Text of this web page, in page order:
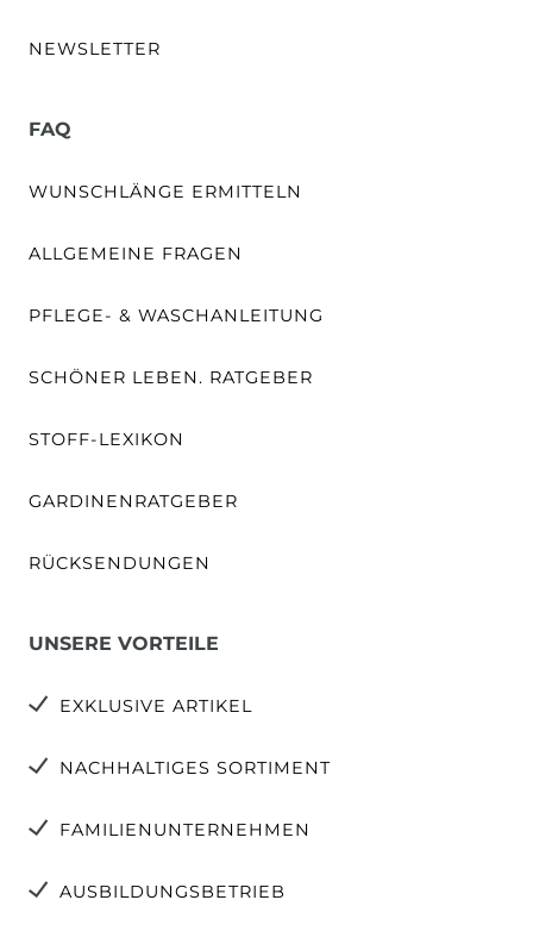
NEWSLETTER
FAQ
WUNSCHLÄNGE ERMITTELN
ALLGEMEINE FRAGEN
PFLEGE- & WASCHANLEITUNG
SCHÖNER LEBEN. RATGEBER
STOFF-LEXIKON
GARDINENRATGEBER
RÜCKSENDUNGEN
UNSERE VORTEILE
EXKLUSIVE ARTIKEL
NACHHALTIGES SORTIMENT
FAMILIENUNTERNEHMEN
AUSBILDUNGSBETRIEB